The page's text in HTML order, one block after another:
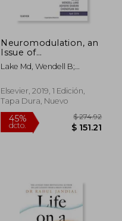
45%
Neuromodulation, an
Issue of
Neurosurgery Clinics
of North America
(en Inglés)
Lake Md, Wendell B;
Md Msbme, Chengyuan
Elsevier, 2019, 1 Edición,
Tapa Dura, Nuevo